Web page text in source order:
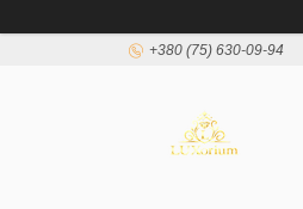
+380 (75) 630-09-94